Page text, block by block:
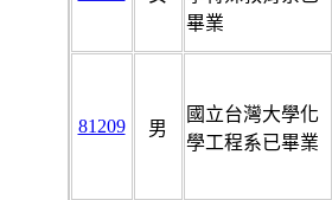
畢業
81209 男
國立台灣大學化
學工程系已畢業